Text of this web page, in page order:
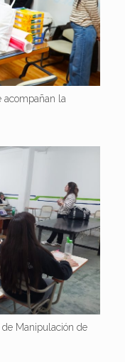
acompañan la
Manipulación de